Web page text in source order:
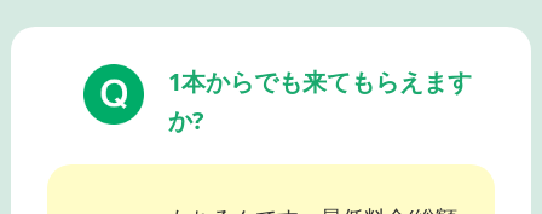
1本からでも来てもらえます
か?